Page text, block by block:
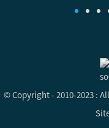
© Copyright - 2010-2023 :